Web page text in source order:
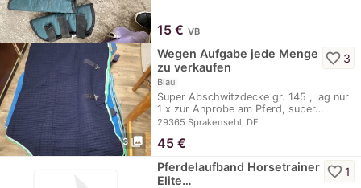
15 € VB
3 photo_library
Wegen Aufgabe jede Menge
zu verkaufen
Blau
Super Abschwitzdecke gr. 145 , lag nur
1 x zur Anprobe am Pferd, super…
29365 Sprakensehl, DE
favorite_border 3
45 €
Pferdelaufband Horsetrainer
Elite…
favorite_border1